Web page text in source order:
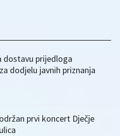
dostavu prijedloga
dodjelu javnih priznanja
prvi koncert Dječje